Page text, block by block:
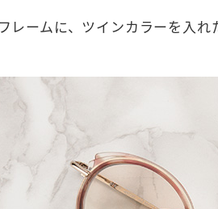
レームに、ツインカラーを入